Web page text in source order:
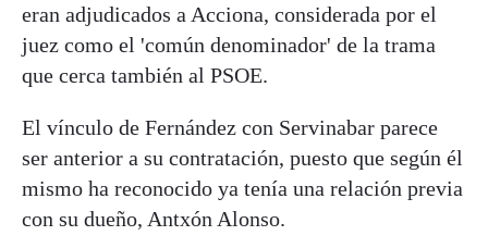
eran adjudicados a Acciona, considerada por el
juez como el 'común denominador' de la trama
que cerca también al PSOE.
El vínculo de Fernández con Servinabar parece
ser anterior a su contratación, puesto que según él
mismo ha reconocido ya tenía una relación previa
con su dueño, Antxón Alonso.